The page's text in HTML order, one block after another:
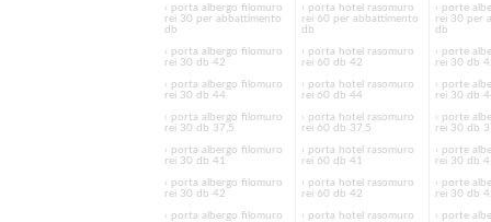
› porta albergo filomuro
rei 30 per abbattimento
db
› porta hotel rasomuro
rei 60 per abbattimento
db
› porte
rei 30 per
db
› porta albergo filomuro
rei 30 db 42
› porta hotel rasomuro
rei 60 db 42
› porte
rei 30 db
› porta albergo filomuro
rei 30 db 44
› porta hotel rasomuro
rei 60 db 44
› porte
rei 30 db
› porta albergo filomuro
rei 30 db 37,5
› porta hotel rasomuro
rei 60 db 37,5
› porte
rei 30 db
› porta albergo filomuro
rei 30 db 41
› porta hotel rasomuro
rei 60 db 41
› porte
rei 30 db
› porta albergo filomuro
rei 30 db 42
› porta hotel rasomuro
rei 60 db 42
› porte
rei 30 db
› porta albergo filomuro
› porta hotel rasomuro
› porte